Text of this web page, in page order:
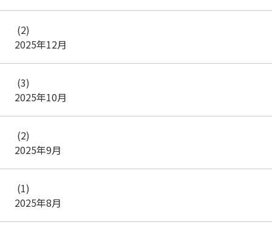
2025年12月
(2)
2025年10月
(3)
2025年9月
(2)
2025年8月
(1)